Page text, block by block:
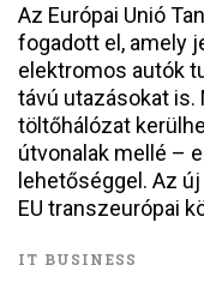
Az Európai Unió
fogadott el, amely
elektromos autók
távú utazásokat is.
töltőhálózat
útvonalak mellé –
lehetőséggel. Az
EU transzeurópai
IT BUSINESS